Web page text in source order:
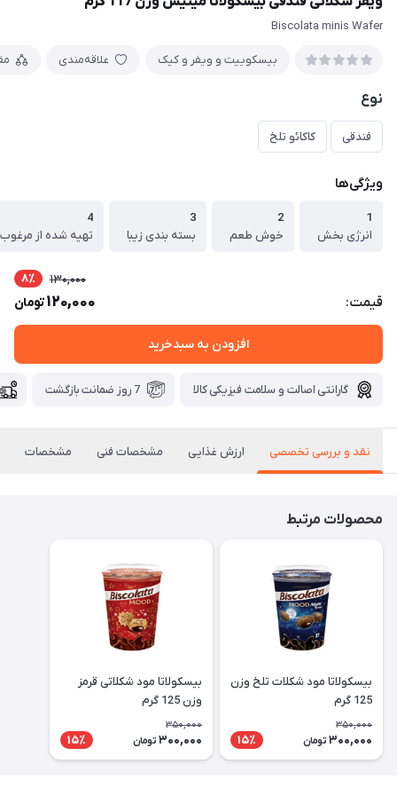
Biscolata minis Wafer
بیسکوییت و ویفر و کیک علاقه‌مندی
نوع
فندقی کاکائو تلخ
ویژگی‌ها
1
انرژی بخش
2
خوش طعم
3
بسته بندی زیبا
4
تهیه شده از مرغوب
قیمت:
130,000 8٪
120,000تومان
افزودن به سبدخرید
گارانتی اصالت و سلامت فیزیکی کالا 7 روز ضمانت بازگشت
نقد و بررسی تخصصی ارزش غذایی مشخصات فنی مشخصات
محصولات مرتبط
بیسکولاتا مود شکلات تلخ وزن
125 گرم
350,000
300,000 تومان 15٪
بیسکولاتا مود شکلاتی قرمز
وزن 125 گرم
350,000
300,000 تومان 15٪